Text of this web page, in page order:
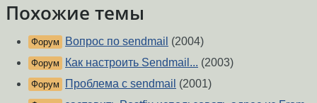
Похожие темы
Форум Вопрос по sendmail (2004)
Форум Как настроить Sendmail... (2003)
Форум Проблема с sendmail (2001)